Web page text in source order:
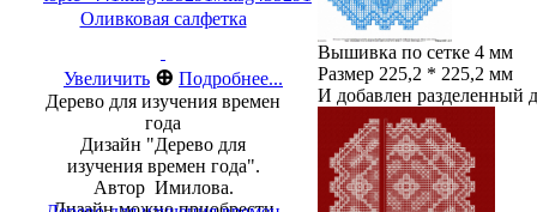
Оливковая салфетка
Увеличить ⊕ Подробнее...
Дерево для изучения времен
года
Дизайн "Дерево для
изучения времен года".
Автор Имилова.
Вышивка по сетке 4 мм
Размер 225,2 * 225,2 мм
И добавлен